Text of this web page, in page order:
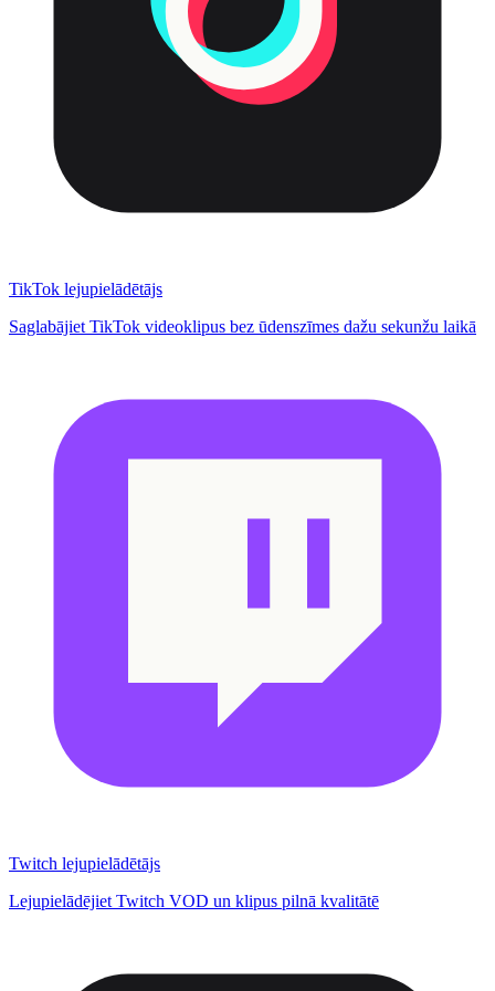
TikTok lejupielādētājs
Saglabājiet TikTok videoklipus bez ūdenszīmes dažu sekunžu laikā
Twitch lejupielādētājs
Lejupielādējiet Twitch VOD un klipus pilnā kvalitātē